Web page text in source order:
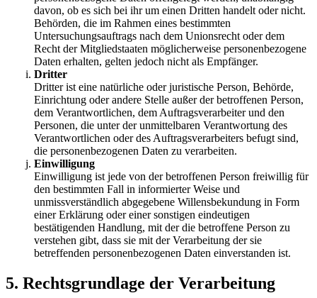
davon, ob es sich bei ihr um einen Dritten handelt oder nicht.
Behörden, die im Rahmen eines bestimmten
Untersuchungsauftrags nach dem Unionsrecht oder dem
Recht der Mitgliedstaaten möglicherweise personenbezogene
Daten erhalten, gelten jedoch nicht als Empfänger.
Dritter
Dritter ist eine natürliche oder juristische Person, Behörde,
Einrichtung oder andere Stelle außer der betroffenen Person,
dem Verantwortlichen, dem Auftragsverarbeiter und den
Personen, die unter der unmittelbaren Verantwortung des
Verantwortlichen oder des Auftragsverarbeiters befugt sind,
die personenbezogenen Daten zu verarbeiten.
Einwilligung
Einwilligung ist jede von der betroffenen Person freiwillig für
den bestimmten Fall in informierter Weise und
unmissverständlich abgegebene Willensbekundung in Form
einer Erklärung oder einer sonstigen eindeutigen
bestätigenden Handlung, mit der die betroffene Person zu
verstehen gibt, dass sie mit der Verarbeitung der sie
betreffenden personenbezogenen Daten einverstanden ist.
5. Rechtsgrundlage der Verarbeitung